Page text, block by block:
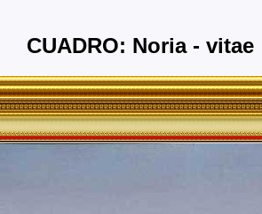
Navarra, Orense, Palencia, Las
Teruel, Toledo, Valencia,
Gran Bretaña, Francia,
CUADRO: Noria - vitae